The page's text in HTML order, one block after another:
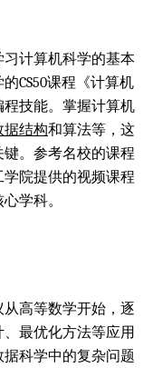
计算机科学的基本
CS50课程《计算机
技能。掌握计算机
据结构和算法等，这
。参考名校的课程
院提供的视频课程
学科。
高等数学开始，逐
最优化方法等应用
科学中的复杂问题